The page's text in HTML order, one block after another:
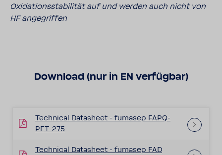
Oxidationsstabilität auf und werden auch nicht von
HF angegriffen
Download (nur in EN verfügbar)
Technical Datasheet - fumasep FAPQ-
PET-275
Technical Datasheet - fumasep FAD